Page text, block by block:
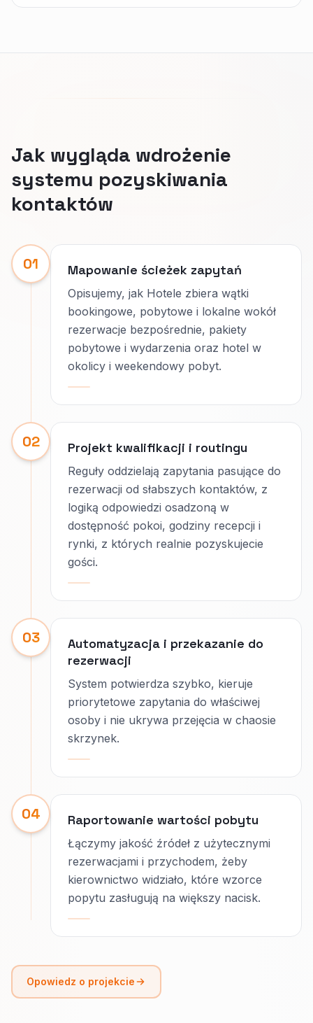
Jak wygląda wdrożenie
systemu pozyskiwania
kontaktów
01 Mapowanie ścieżek zapytań
Opisujemy, jak Hotele zbiera wątki
bookingowe, pobytowe i lokalne wokół
rezerwacje bezpośrednie, pakiety
pobytowe i wydarzenia oraz hotel w
okolicy i weekendowy pobyt.
02 Projekt kwalifikacji i routingu
Reguły oddzielają zapytania pasujące do
rezerwacji od słabszych kontaktów, z
logiką odpowiedzi osadzoną w
dostępność pokoi, godziny recepcji i
rynki, z których realnie pozyskujecie
gości.
03
Automatyzacja i przekazanie do
rezerwacji
System potwierdza szybko, kieruje
priorytetowe zapytania do właściwej
osoby i nie ukrywa przejęcia w chaosie
skrzynek.
04 Raportowanie wartości pobytu
Łączymy jakość źródeł z użytecznymi
rezerwacjami i przychodem, żeby
kierownictwo widziało, które wzorce
popytu zasługują na większy nacisk.
Opowiedz o projekcie